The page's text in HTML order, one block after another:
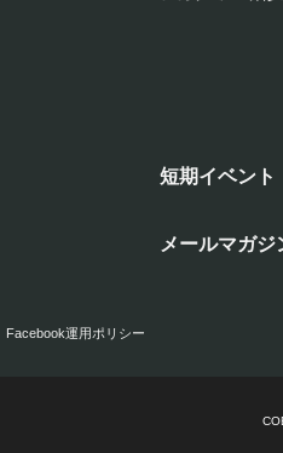
短期イベント
メールマガジ
Facebook運用ポリシー